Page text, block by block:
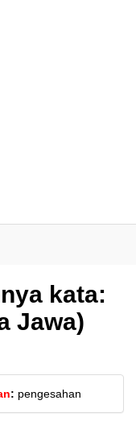
kata:
Jawa)
: pengesahan